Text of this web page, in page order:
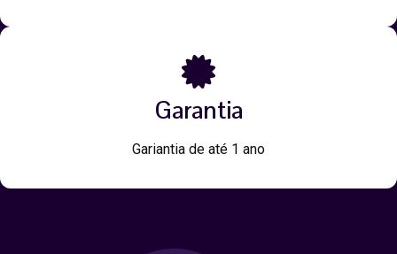
Garantia
Gariantia de até 1 ano